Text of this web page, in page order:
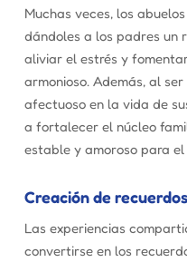
Muchas veces, los
dándoles a los padres un
aliviar el estrés y
armonioso. Además, al
afectuoso en la vida de
a fortalecer el núcleo
estable y amoroso para
Creación de
Las experiencias
convertirse en los